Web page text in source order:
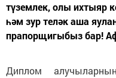
түземлек, олы ихтыяр
һәм зур теләк аша
прапорщигыбыз бар!
Диплом